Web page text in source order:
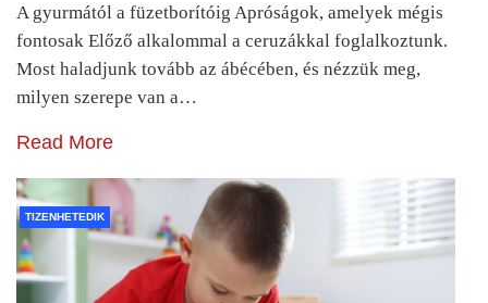
A gyurmától a füzetborítóig Apróságok, amelyek mégis
fontosak Előző alkalommal a ceruzákkal foglalkoztunk.
Most haladjunk tovább az ábécében, és nézzük meg,
milyen szerepe van a…
Read More
TIZENHETEDIK